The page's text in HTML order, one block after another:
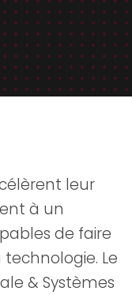
leur
à un
de faire
Le
& Systèmes